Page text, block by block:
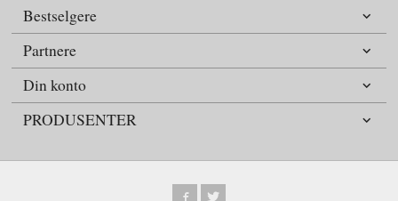
Bestselgere
Partnere
Din konto
PRODUSENTER